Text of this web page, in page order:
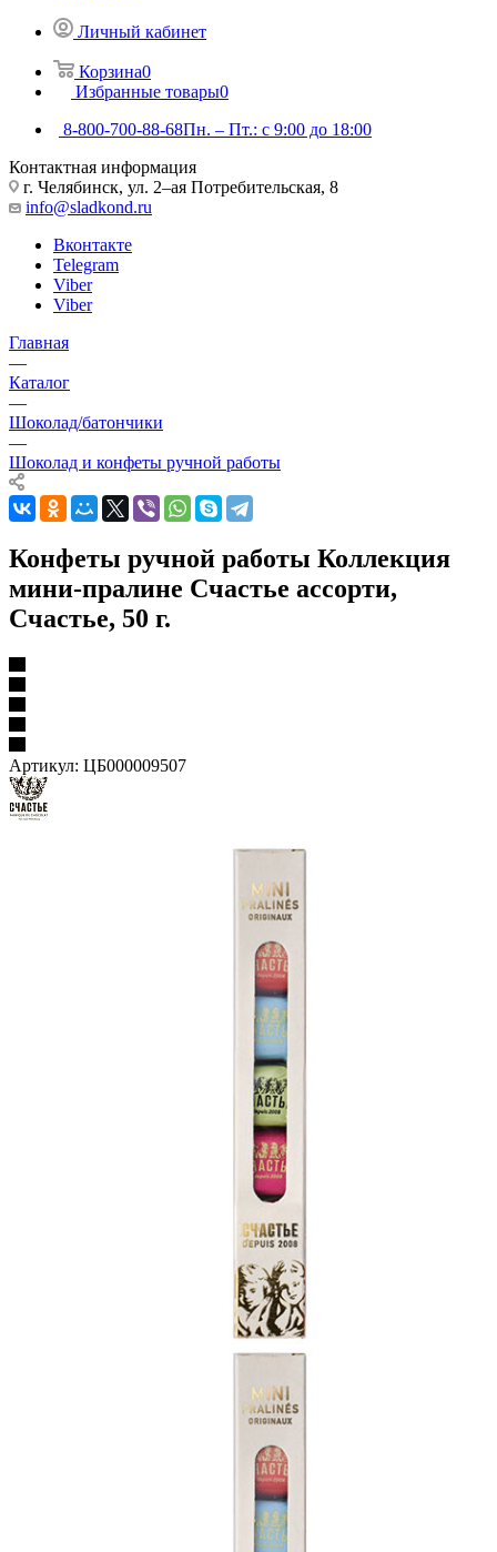
Личный кабинет
Корзина0
Избранные товары0
8-800-700-88-68Пн. – Пт.: с 9:00 до 18:00
Контактная информация
г. Челябинск, ул. 2–ая Потребительская, 8
info@sladkond.ru
Вконтакте
Telegram
Viber
Viber
Главная
—
Каталог
—
Шоколад/батончики
—
Шоколад и конфеты ручной работы
Конфеты ручной работы Коллекция
мини-пралине Счастье ассорти,
Счастье, 50 г.
Артикул: ЦБ000009507